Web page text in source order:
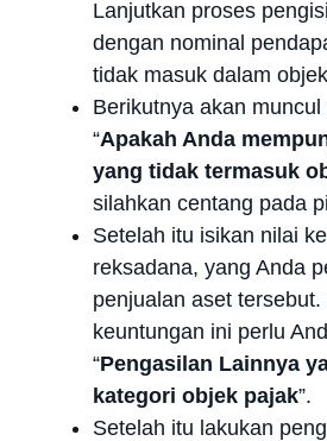
Lanjutkan proses
dengan nominal
tidak masuk dalam
Berikutnya akan
“Apakah Anda
yang tidak termasuk
silahkan centang pada
Setelah itu isikan nilai
reksadana, yang Anda
penjualan aset tersebut.
keuntungan ini perlu
“Pengasilan Lainnya
kategori objek pajak”.
Setelah itu lakukan